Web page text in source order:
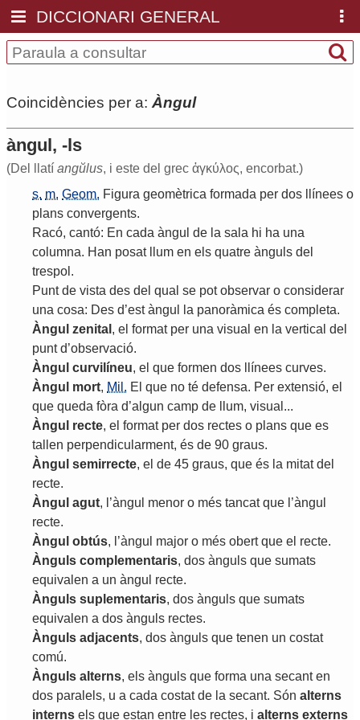
DICCIONARI GENERAL
Coincidències per a: Àngul
àngul, -ls
(Del llatí angŭlus, i este del grec ἀγκύλος, encorbat.)
s. m. Geom. Figura geomètrica formada per dos llínees o
plans convergents.
Racó, cantó: En cada àngul de la sala hi ha una
columna. Han posat llum en els quatre ànguls del
trespol .
Punt de vista des del qual se pot observar o considerar
una cosa: Des d’est àngul la panoràmica és completa.
Àngul zenital , el format per una visual en la vertical del
punt d’observació.
Àngul curvilíneu, el que formen dos llínees curves.
Àngul mort, Mil. El que no té defensa. Per extensió, el
que queda fòra d’algun camp de llum, visual ...
Àngul recte, el format per dos rectes o plans que es
tallen perpendicularment, és de 90 graus.
Àngul semirrecte, el de 45 graus, que és la mitat del
recte.
Àngul agut, ’àngul menor o més tancat que ’àngul
recte.
Àngul obtús, ’àngul major o més obert que el recte.
Ànguls complementaris, dos ànguls que sumats
equivalen a un àngul recte.
Ànguls suplementaris, dos ànguls que sumats
equivalen a dos ànguls rectes.
Ànguls adjacents, dos ànguls que tenen un costat
comú.
Ànguls alterns, els ànguls que forma una secant en
dos paralels, u a cada costat de la secant. Són alterns
interns els que estan entre les rectes, i alterns externs